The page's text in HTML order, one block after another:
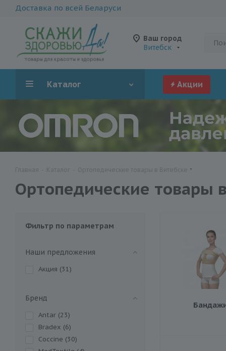
Доставка по всей Беларуси
Ваш город
Витебск
Каталог Акции
Ортопедические товары
Фильтр по параметрам
Наши предложения
Акция (31)
Бренд
Antar (23)
Bradex (6)
Coccine (30)